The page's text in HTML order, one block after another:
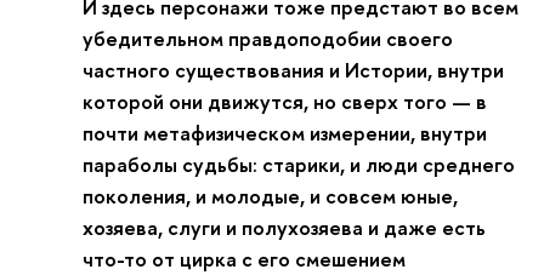
И здесь персонажи тоже предстают во всем
убедительном правдоподобии своего
частного существования и Истории, внутри
которой они движутся, но сверх того — в
почти метафизическом измерении, внутри
параболы судьбы: старики, и люди среднего
поколения, и молодые, и совсем юные,
хозяева, слуги и полухозяева и даже есть
что-то от цирка с его смешением